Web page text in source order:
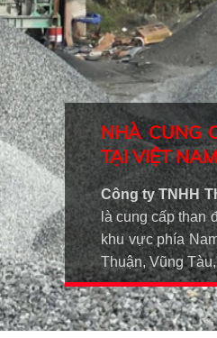
NHÀ CUNG
TẠI VIỆT NAM
Công ty TNHH
là cung cấp than
khu vực phía
Thuận, Vũng